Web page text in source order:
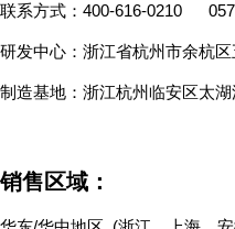
联系方式：400-616-0210
研发中心：浙江省杭州市余杭
制造基地：浙江杭州临安区太
销售区域：